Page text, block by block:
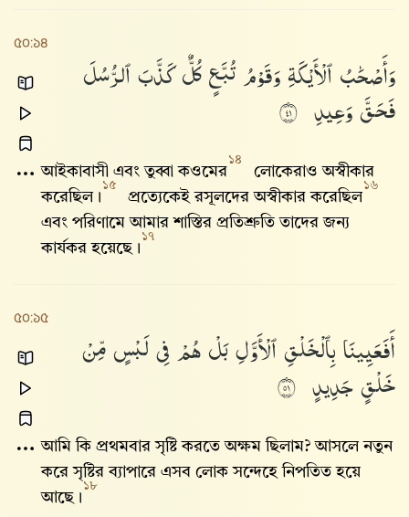
৫০:১৪
وَأَصْحَٰبُٱلْأَيْكَةِوَقَوْمُتُبَّعٍكُلٌّكَذَّبَٱلرُّسُلَ
فَحَقَّوَعِيدِ ١٤
আইকাবাসী এবং তুব্বা কওমের
১৪
লোকেরাও অস্বীকার
করেছিল।
১৫
প্রত্যেকেই রসূলদের অস্বীকার করেছিল
১৬
এবং পরিণামে আমার শাস্তির প্রতিশ্রুতি তাদের জন্য
কার্যকর হয়েছে।
১৭
৫০:১৫
أَفَعَيِينَابِٱلْخَلْقِٱلْأَوَّلِبَلْهُمْفِىلَبْسٍمِّنْ
خَلْقٍجَدِيدٍ ١٥
আমি কি প্রথমবার সৃষ্টি করতে অক্ষম ছিলাম? আসলে নতুন
করে সৃষ্টির ব্যাপারে এসব লোক সন্দেহে নিপতিত হয়ে
আছে।
১৮